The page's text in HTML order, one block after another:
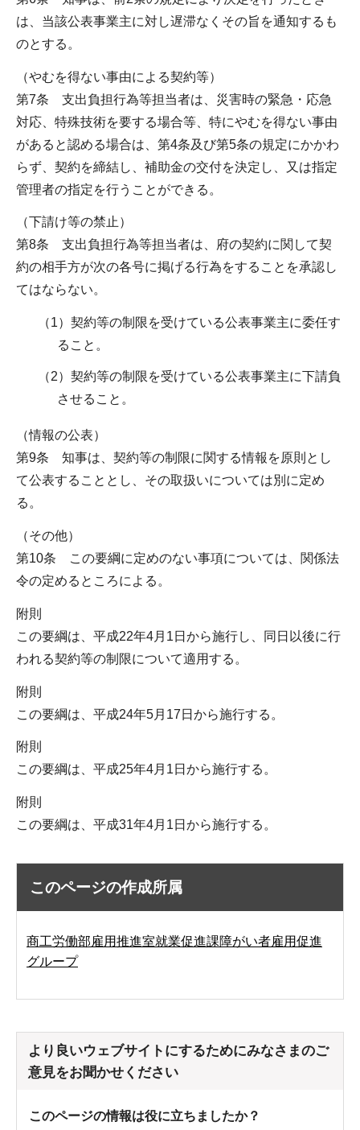
は、当該公表事業主に対し遅滞なくその旨を通知するも
のとする。
（やむを得ない事由による契約等）
第7条 支出負担行為等担当者は、災害時の緊急・応急
対応、特殊技術を要する場合等、特にやむを得ない事由
があると認める場合は、第4条及び第5条の規定にかかわ
らず、契約を締結し、補助金の交付を決定し、又は指定
管理者の指定を行うことができる。
（下請け等の禁止）
第8条 支出負担行為等担当者は、府の契約に関して契
約の相手方が次の各号に掲げる行為をすることを承認し
てはならない。
（1）契約等の制限を受けている公表事業主に委任す
ること。
（2）契約等の制限を受けている公表事業主に下請負
させること。
（情報の公表）
第9条 知事は、契約等の制限に関する情報を原則とし
て公表することとし、その取扱いについては別に定め
る。
（その他）
第10条 この要綱に定めのない事項については、関係法
令の定めるところによる。
附則
この要綱は、平成22年4月1日から施行し、同日以後に行
われる契約等の制限について適用する。
附則
この要綱は、平成24年5月17日から施行する。
附則
この要綱は、平成25年4月1日から施行する。
附則
この要綱は、平成31年4月1日から施行する。
このページの作成所属
商工労働部雇用推進室就業促進課障がい者雇用促進
グループ
より良いウェブサイトにするためにみなさまのご
意見をお聞かせください
このページの情報は役に立ちましたか？